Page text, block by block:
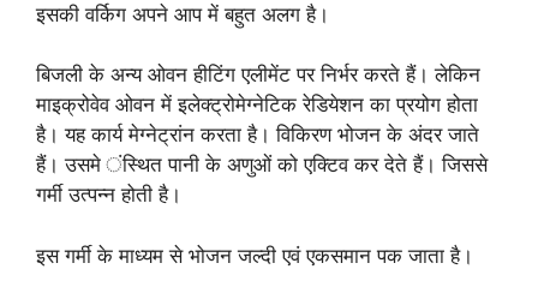
इसकी वर्किग अपने आप में बहुत अलग है।
बिजली के अन्य ओवन हीटिंग एलीमेंट पर निर्भर करते हैं। लेकिन
माइक्रोवेव ओवन में इलेक्ट्रोमेग्नेटिक रेडियेशन का प्रयोग होता
है। यह कार्य मेग्नेट्रांन करता है। विकिरण भोजन के अंदर जाते
हैं। उसमे ंस्थित पानी के अणुओं को एक्टिव कर देते हैं। जिससे
गर्मी उत्पन्न होती है।
इस गर्मी के माध्यम से भोजन जल्दी एवं एकसमान पक जाता है।